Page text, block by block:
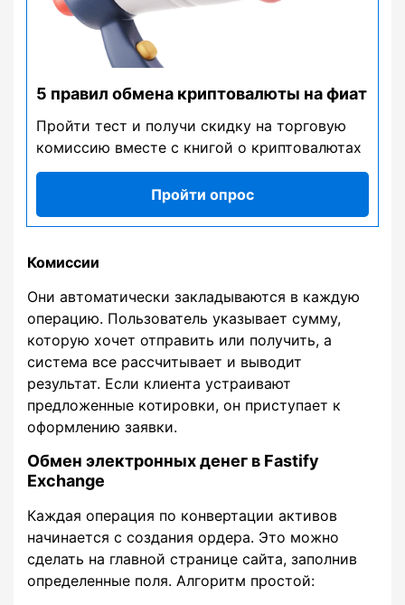
5 правил обмена криптовалюты на фиат
Пройти тест и получи скидку на торговую
комиссию вместе с книгой о криптовалютах
Пройти опрос
Комиссии
Они автоматически закладываются в каждую
операцию. Пользователь указывает сумму,
которую хочет отправить или получить, а
система все рассчитывает и выводит
результат. Если клиента устраивают
предложенные котировки, он приступает к
оформлению заявки.
Обмен электронных денег в Fastify
Exchange
Каждая операция по конвертации активов
начинается с создания ордера. Это можно
сделать на главной странице сайта, заполнив
определенные поля. Алгоритм простой: